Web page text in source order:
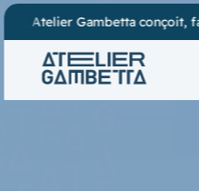
fabrique et installe vos